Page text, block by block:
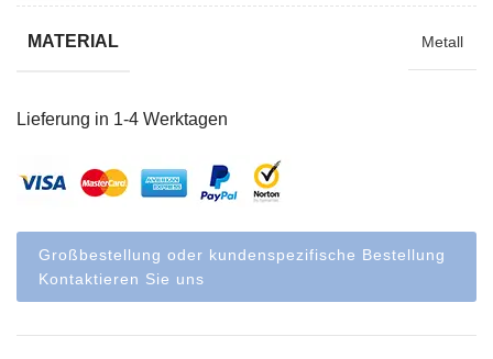
MATERIAL Metall
Lieferung in 1-4 Werktagen
Großbestellung oder kundenspezifische Bestellung
Kontaktieren Sie uns